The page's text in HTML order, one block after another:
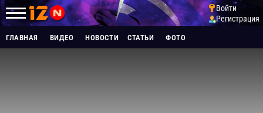
Войти
Регистрация
ГЛАВНАЯ ВИДЕО НОВОСТИ СТАТЬИ ФОТО